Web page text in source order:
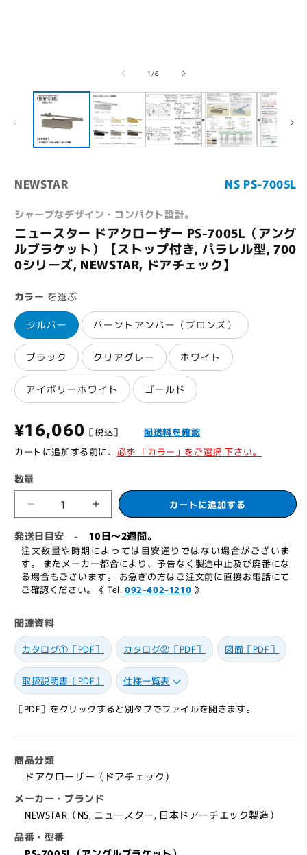
開
1/の
6
NEWSTAR NS PS-7005L
シャープなデザイン・コンパクト設計。
ニュースター ドアクローザー PS-7005L（アング
ルブラケット）【ストップ付き, パラレル型, 700
0シリーズ, NEWSTAR, ドアチェック】
カラー を選ぶ
シルバー バーントアンバー（ブロンズ）
ブラック クリアグレー ホワイト
アイボリーホワイト ゴールド
通
常
価
格
¥16,060 ［税込］配送料を確認
カートに追加する前に、 必ず 「カラー」をご選択 下さい。
数量
ー
タ
ー
ア
ク
ロ
ー
ザ
ー
7005L（ア
ン
グ
ブ
ラ
ケ
ニ
ー
ス
タ
ー
ク
ロ
ー
ザ
ー
7005L（ア
グ
ブ
ラ
カートに追加する
発送日目安 -10日～2週間。
注文数量や時期によっては目安通りではない場合がございま
す。 またメーカー都合により、予告なく製造中止及び廃番にな
る場合もございます。 お急ぎの方はご注文前に直接お電話にて
ご確認ください。《 Tel. 092-402-1210 》
関連資料
カタログ①［PDF］ カタログ②［PDF］ 図面［PDF］
取扱説明書［PDF］ 仕様一覧表
［PDF］をクリックすると別タブでファイルを開きます。
商品分類
ドアクローザー（ドアチェック）
メーカー・ブランド
NEWSTAR（NS, ニュースター, 日本ドアーチエック製造）
品番・型番